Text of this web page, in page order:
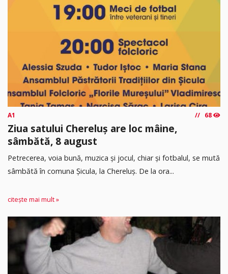
A1 68
Ziua satului Chereluș are loc mâine,
sâmbătă, 8 august
Petrecerea, voia bună, muzica și jocul, chiar și fotbalul, se mută
sâmbătă în comuna Șicula, la Chereluș. De la ora...
citește mai mult »